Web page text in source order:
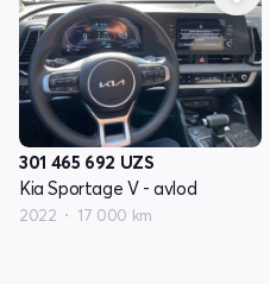
301 465 692 UZS
Kia Sportage V - avlod
2022 17 000 km